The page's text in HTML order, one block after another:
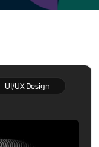
UI/UX Design